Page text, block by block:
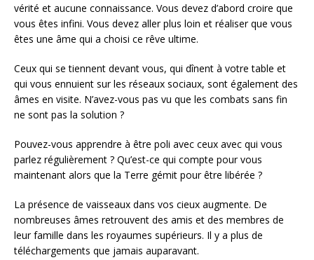
vérité et aucune connaissance. Vous devez d’abord croire que
vous êtes infini. Vous devez aller plus loin et réaliser que vous
êtes une âme qui a choisi ce rêve ultime.
Ceux qui se tiennent devant vous, qui dînent à votre table et
qui vous ennuient sur les réseaux sociaux, sont également des
âmes en visite. N’avez-vous pas vu que les combats sans fin
ne sont pas la solution ?
Pouvez-vous apprendre à être poli avec ceux avec qui vous
parlez régulièrement ? Qu’est-ce qui compte pour vous
maintenant alors que la Terre gémit pour être libérée ?
La présence de vaisseaux dans vos cieux augmente. De
nombreuses âmes retrouvent des amis et des membres de
leur famille dans les royaumes supérieurs. Il y a plus de
téléchargements que jamais auparavant.